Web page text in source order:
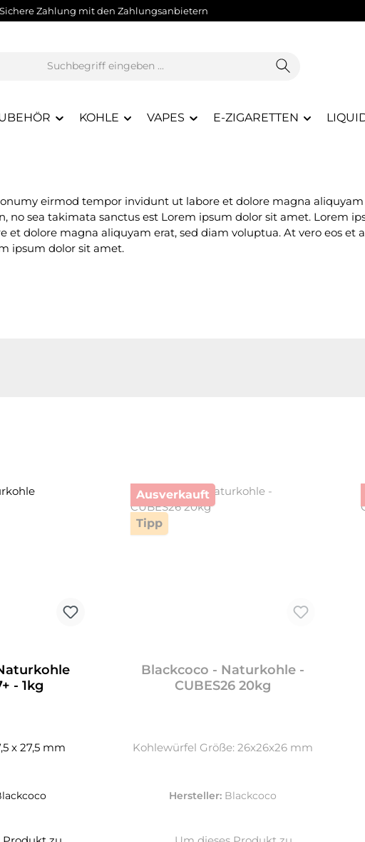
Sichere Zahlung mit den Zahlungsanbietern
KOHLE VAPES E-ZIGARETTEN
eirmod tempor invidunt ut labore et dolore magna
no sea takimata sanctus est Lorem ipsum dolor sit amet. Lorem
dolore magna aliquyam erat, sed diam voluptua. At vero eos et
ipsum dolor sit amet.
- 1kg
x 27,5 mm
Ausverkauft
Tipp
Blackcoco - Naturkohle -
CUBES26 20kg
Kohlewürfel Größe: 26x26x26 mm
Hersteller: Blackcoco